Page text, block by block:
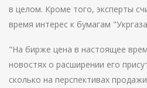
в целом. Кроме того, эксперты
время интерес к бумагам
"На бирже цена в настоящее
новостях о расширении его
сколько на перспективах